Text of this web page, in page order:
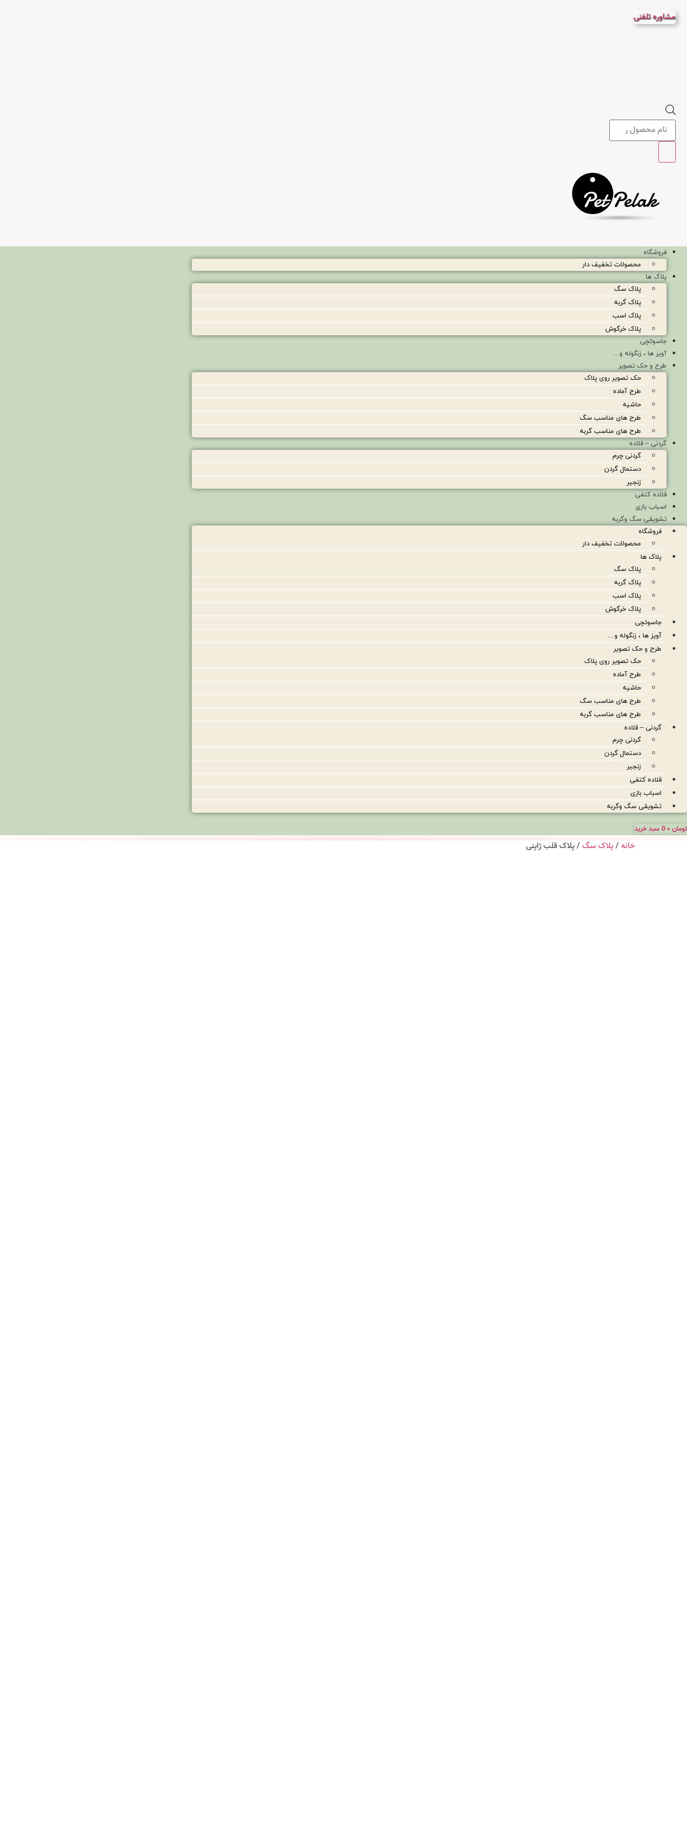
محتوا
مشاوره تلفنی
Products
search
فروشگاه
محصولات تخفیف دار
پلاک ها
پلاک سگ
پلاک گربه
پلاک اسب
پلاک خرگوش
جاسوئچی
آویز ها ، زنگوله و…
طرح و حک تصویر
حک تصویر روی پلاک
طرح آماده
حاشیه
طرح های مناسب سگ
طرح های مناسب گربه
گردنی – قلاده
گردنی چرم
دستمال گردن
زنجیر
قلاده کتفی
اسباب بازی
تشویقی سگ وگربه
فروشگاه
محصولات تخفیف دار
پلاک ها
پلاک سگ
پلاک گربه
پلاک اسب
پلاک خرگوش
جاسوئچی
آویز ها ، زنگوله و…
طرح و حک تصویر
حک تصویر روی پلاک
طرح آماده
حاشیه
طرح های مناسب سگ
طرح های مناسب گربه
گردنی – قلاده
گردنی چرم
دستمال گردن
زنجیر
قلاده کتفی
اسباب بازی
تشویقی سگ وگربه
تومان 0 سبد خرید
خانه /پلاک سگ / پلاک قلب ژاپنی